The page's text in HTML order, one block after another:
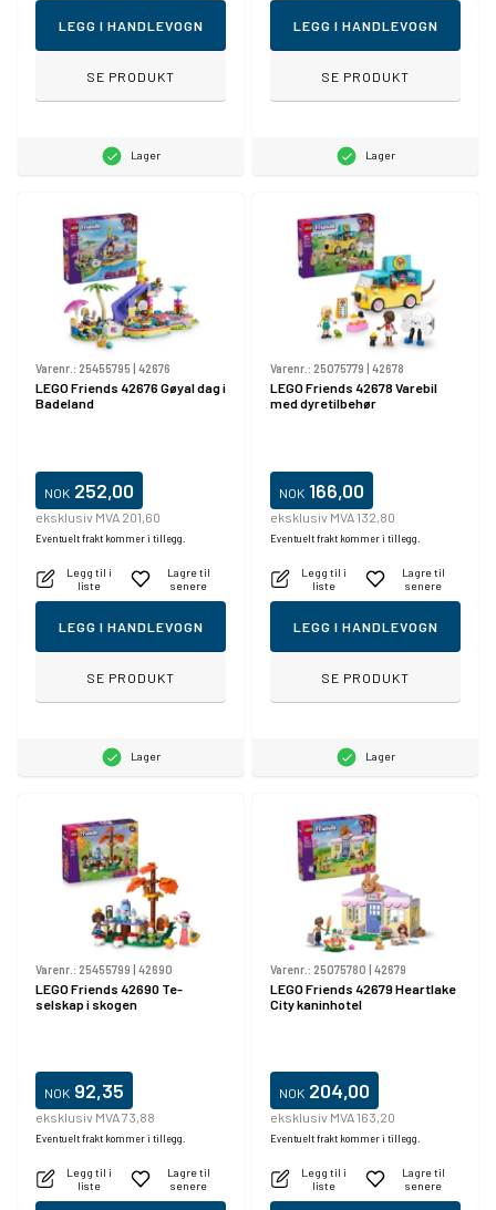
LEGG I HANDLEVOGN
SE PRODUKT
Lager
LEGG I HANDLEVOGN
SE PRODUKT
Lager
Varenr.: 25455795| 42676
LEGO Friends 42676 Gøyal dag i
Badeland
NOK 252,00
eksklusiv MVA 201,60
Eventuelt frakt kommer i tillegg.
Legg til i
liste
Lagre til
senere
LEGG I HANDLEVOGN
SE PRODUKT
Lager
Varenr.: 25075779 | 42678
LEGO Friends 42678 Varebil
med dyretilbehør
NOK 166,00
eksklusiv MVA 132,80
Eventuelt frakt kommer i tillegg.
Legg til i
liste
Lagre til
senere
LEGG I HANDLEVOGN
SE PRODUKT
Lager
Varenr.: 25455799 | 42690
LEGO Friends 42690 Te-
selskap i skogen
NOK 92,35
eksklusiv MVA 73,88
Eventuelt frakt kommer i tillegg.
Legg til i
liste
Lagre til
senere
Varenr.: 25075780 | 42679
LEGO Friends 42679 Heartlake
City kaninhotel
NOK 204,00
eksklusiv MVA 163,20
Eventuelt frakt kommer i tillegg.
Legg til i
liste
Lagre til
senere